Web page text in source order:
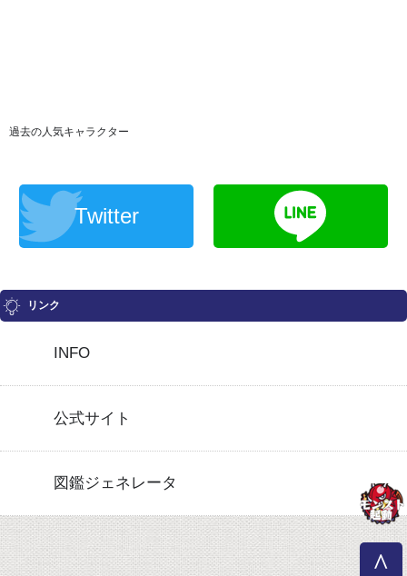
過去の人気キャラクター
Twitter
リンク
INFO
公式サイト
図鑑ジェネレータ